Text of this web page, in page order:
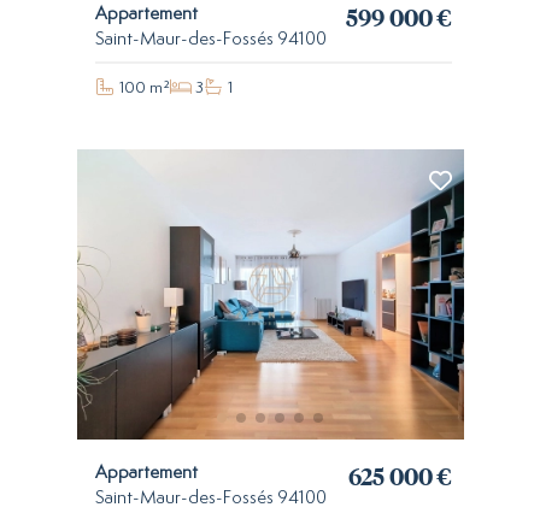
Appartement
Saint-Maur-des-Fossés 94100
599 000 €
100 m² 3 1
Appartement
Saint-Maur-des-Fossés 94100
625 000 €